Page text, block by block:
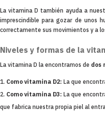
La vitamina D también ayuda a
imprescindible para gozar de unos
correctamente sus movimientos y a
Niveles y formas de la
La vitamina D la encontramos de dos
Como vitamina D2: La que
Como vitamina D3: La que
que fabrica nuestra propia piel al